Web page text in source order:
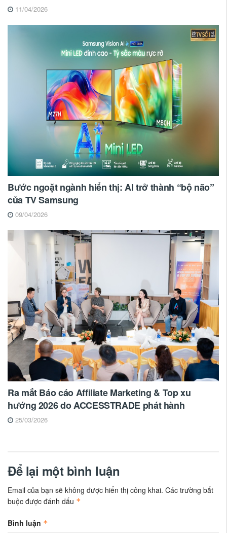
11/04/2026
Bước ngoặt ngành hiển thị: AI trở thành “bộ não”
của TV Samsung
09/04/2026
Ra mắt Báo cáo Affiliate Marketing & Top xu
hướng 2026 do ACCESSTRADE phát hành
25/03/2026
Để lại một bình luận
Email của bạn sẽ không được hiển thị công khai. Các trường bắt
buộc được đánh dấu *
Bình luận *